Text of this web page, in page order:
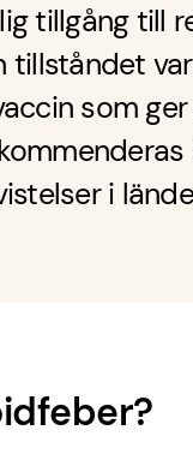
tillgång till
tillståndet
som
i